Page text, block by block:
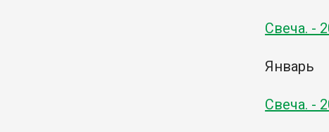
Свеча. -
Январь
Свеча. -